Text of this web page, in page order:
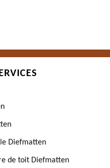
Diefmatten
de toit Diefmatten